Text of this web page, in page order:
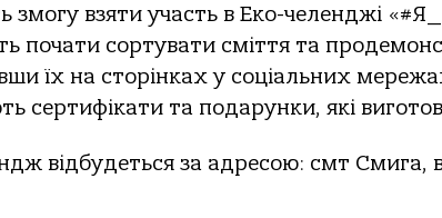
змогу взяти участь в Еко-челенджі
почати сортувати сміття та
їх на сторінках у соціальних
сертифікати та подарунки, які
відбудеться за адресою: смт Смига,